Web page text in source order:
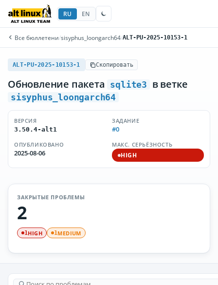
RU EN
Все бюллетени/sisyphus_loongarch64/ALT-PU-2025-10153-1
ALT-PU-2025-10153-1 Скопировать
Обновление пакета sqlite3 в ветке
sisyphus_loongarch64
ВЕРСИЯ
3.50.4-alt1
ЗАДАНИЕ
#0
ОПУБЛИКОВАНО
2025-08-06
МАКС. СЕРЬЁЗНОСТЬ
HIGH
ЗАКРЫТЫЕ ПРОБЛЕМЫ
2
1HIGH 1MEDIUM